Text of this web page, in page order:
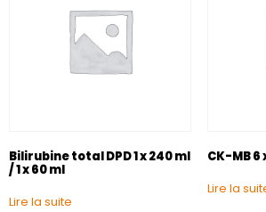
Bilirubine total DPD 1 x 240 ml
/ 1 x 60 ml
Lire la suite
CK-MB 6
Lire la